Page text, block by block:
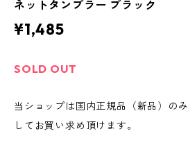
ネットタンブラー ブラック
¥1,485
SOLD OUT
当ショップは国内正規品（新品）の
してお買い求め頂けます。